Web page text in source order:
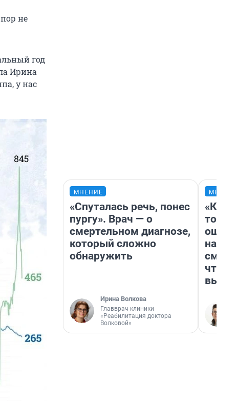
не
год
Ирина
у нас
МНЕНИЕ
«Спуталась речь, понес
пургу». Врач — о
смертельном диагнозе,
который сложно
обнаружить
Ирина Волкова
Главврач клиники
«Реабилитация доктора
Волковой»
то